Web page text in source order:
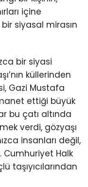
içine
siyasal mirasın
bir siyasi
küllerinden
Gazi Mustafa
ettiği büyük
bu çatı altında
verdi, gözyaşı
insanları değil,
Cumhuriyet Halk
taşıyıcılarından